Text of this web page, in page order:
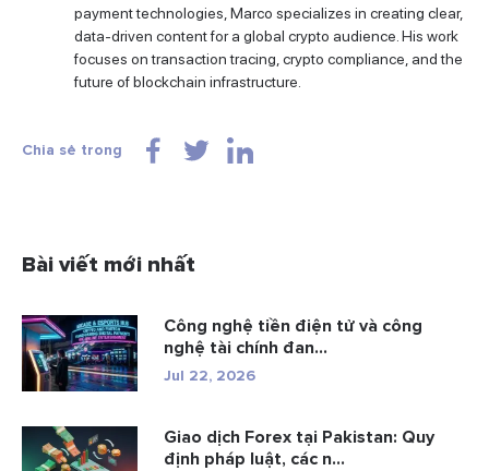
payment technologies, Marco specializes in creating clear,
data-driven content for a global crypto audience. His work
focuses on transaction tracing, crypto compliance, and the
future of blockchain infrastructure.
Chia sẻ trong
Bài viết mới nhất
Công nghệ tiền điện tử và công
nghệ tài chính đan...
Jul 22, 2026
Giao dịch Forex tại Pakistan: Quy
định pháp luật, các n...